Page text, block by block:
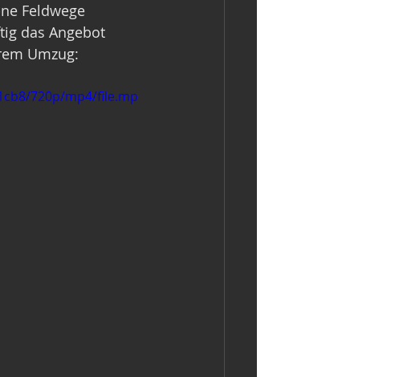
Feldwege
das Angebot
Umzug:
720p/mp4/file.mp